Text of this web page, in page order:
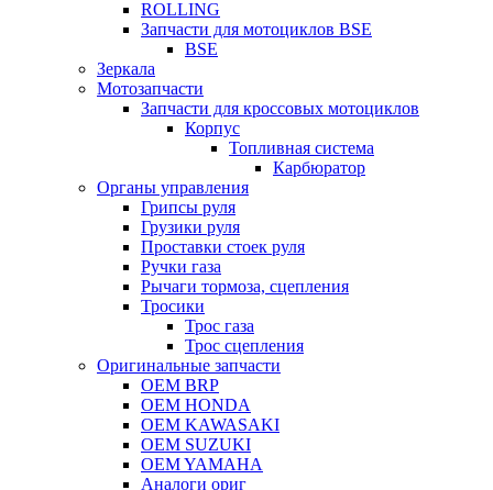
ROLLING
Запчасти для мотоциклов BSE
BSE
Зеркала
Мотозапчасти
Запчасти для кроссовых мотоциклов
Корпус
Топливная система
Карбюратор
Органы управления
Грипсы руля
Грузики руля
Проставки стоек руля
Ручки газа
Рычаги тормоза, сцепления
Тросики
Трос газа
Трос сцепления
Оригинальные запчасти
OEM BRP
OEM HONDA
OEM KAWASAKI
OEM SUZUKI
OEM YAMAHA
Аналоги ориг